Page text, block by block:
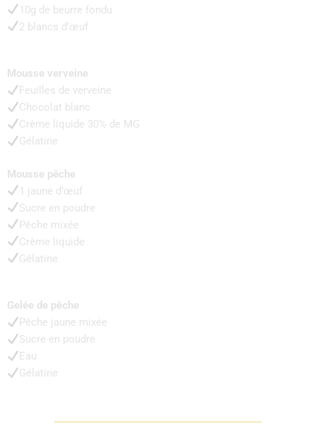
10g de beurre fondu
2 blancs d’œuf
Mousse verveine
Feuilles de verveine
Chocolat blanc
Crème liquide 30% de MG
Gélatine
Mousse pêche
1 jaune d’œuf
Sucre en poudre
Pêche mixée
Crème liquide
Gélatine
Gelée de pêche
Pêche jaune mixée
Sucre en poudre
Eau
Gélatine